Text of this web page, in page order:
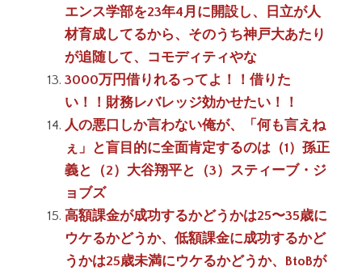
エンス学部を23年4月に開設し、日立が人
材育成してるから、そのうち神戸大あたり
が追随して、コモディティやな
3000万円借りれるってよ！！借りた
い！！財務レバレッジ効かせたい！！
人の悪口しか言わない俺が、「何も言えね
ぇ」と盲目的に全面肯定するのは（1）孫正
義と（2）大谷翔平と（3）スティーブ・ジ
ョブズ
高額課金が成功するかどうかは25〜35歳に
ウケるかどうか、低額課金に成功するかど
うかは25歳未満にウケるかどうか、BtoBが